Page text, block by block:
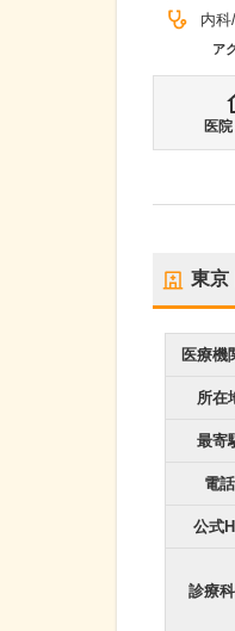
内科
ア
医
東京
医療機
所在
最寄
電話
公式
診療